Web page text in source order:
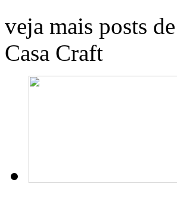
veja mais posts
Casa Craft